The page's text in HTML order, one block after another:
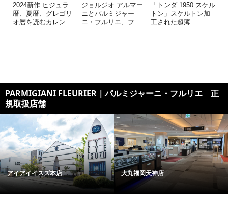
2024新作 ヒジュラ
暦、夏暦、グレゴリ
オ暦を読むカレン...
ジョルジオ アルマー
ニとパルミジャー
ニ・フルリエ、フ...
「トンダ 1950 スケル
トン」スケルトン加
工された超薄...
PARMIGIANI FLEURIER｜パルミジャーニ・フルリエ 正
規取扱店舗
アイアイイスズ本店 大丸福岡天神店